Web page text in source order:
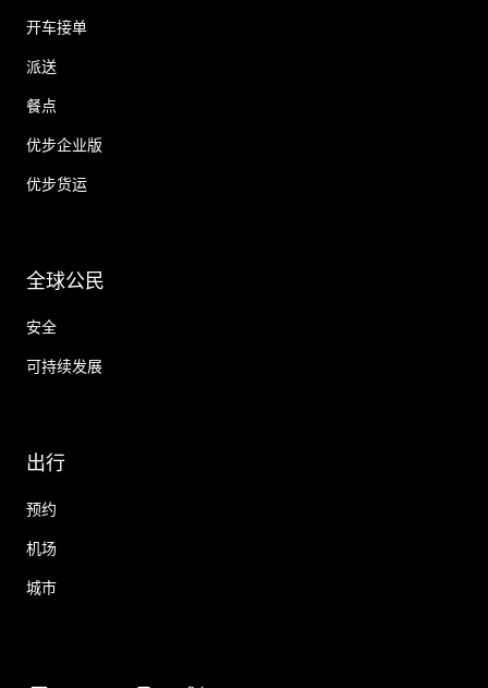
开车接单
派送
餐点
优步企业版
优步货运
全球公民
安全
可持续发展
出行
预约
机场
城市